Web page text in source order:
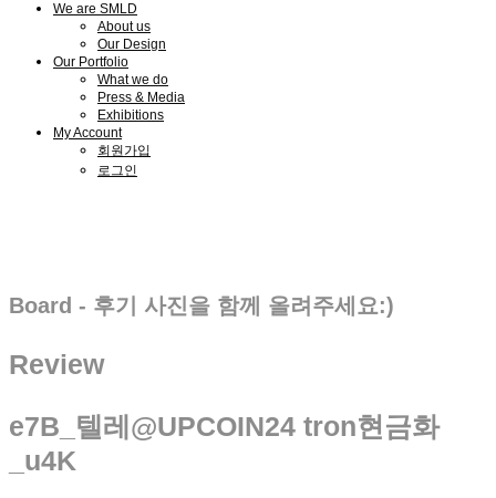
We are SMLD
About us
Our Design
Our Portfolio
What we do
Press & Media
Exhibitions
My Account
회원가입
로그인
Board - 후기 사진을 함께 올려주세요:)
Review
e7B_텔레@UPCOIN24 tron현금화
_u4K